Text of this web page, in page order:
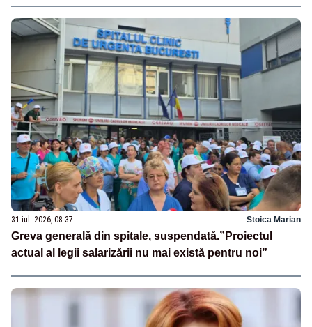
31 iul. 2026, 08:37 Stoica Marian
Greva generală din spitale, suspendată.”Proiectul
actual al legii salarizării nu mai există pentru noi”